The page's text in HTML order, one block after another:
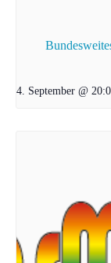
4. September @